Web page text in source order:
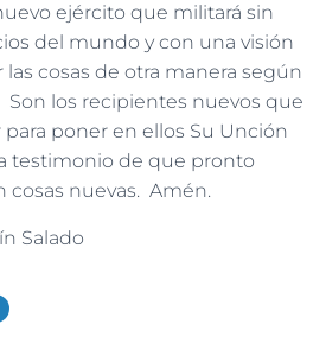
ejército que militará sin
del mundo y con una visión
las cosas de otra manera según
los recipientes nuevos que
poner en ellos Su Unción
testimonio de que pronto
cosas nuevas. Amén.
Salado